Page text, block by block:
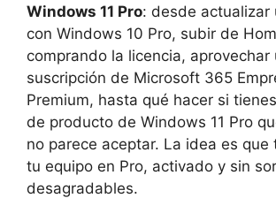
Windows 11 Pro: desde actualizar
con Windows 10 Pro, subir de
comprando la licencia, aprovechar
suscripción de Microsoft 365
Premium, hasta qué hacer si
de producto de Windows 11 Pro
no parece aceptar. La idea es que
tu equipo en Pro, activado y sin
desagradables.